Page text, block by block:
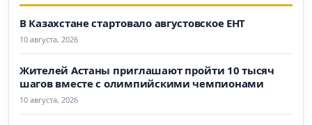
В Казахстане стартовало августовское ЕНТ
10 августа, 2026
Жителей Астаны приглашают пройти 10 тысяч
шагов вместе с олимпийскими чемпионами
10 августа, 2026